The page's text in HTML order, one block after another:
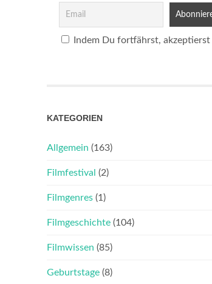
Indem Du fortfährst,
KATEGORIEN
Allgemein (163)
Filmfestival (2)
Filmgenres (1)
Filmgeschichte (104)
Filmwissen (85)
Geburtstage (8)